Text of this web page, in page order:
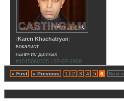
(Karen Khachatryan)
вокалист
наличие данных
#1015060325 | 07-07-1969
« First « Previous 1 2 3 4 5 6 Next »